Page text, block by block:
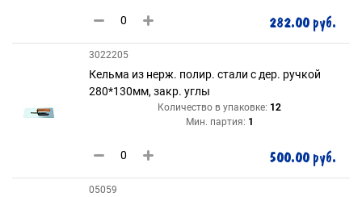
282.00 руб.
3022205
Кельма из нерж. полир. стали с дер. ручкой
280*130мм, закр. углы
Количество в упаковке: 12
Мин. партия: 1
500.00 руб.
05059